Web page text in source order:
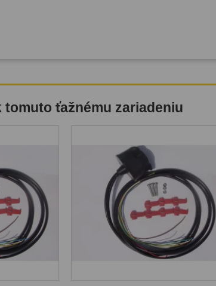
ťažnému zariadeniu